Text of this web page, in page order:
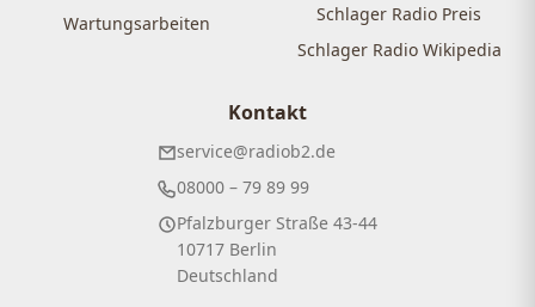
Wartungsarbeiten
Schlager Radio Preis
Schlager Radio Wikipedia
Kontakt
service@radiob2.de
08000 – 79 89 99
Pfalzburger Straße 43-44
10717 Berlin
Deutschland